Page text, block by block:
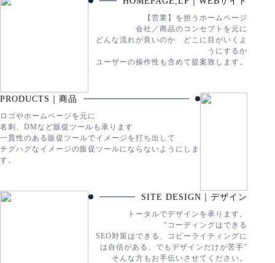
【営業】を担うホームページ
会社／商品のコンセプトを元に
どんな流れが良いのか どこに目がいくよ
うにするか
ユーザーの操作性も含めて提案致します。
PRODUCTS｜商品
ロゴやホームページを元に
名刺、DMなど販促ツールも承ります
一貫性のある販促ツールでイメージを打ち出して
チグハグなイメージの販促ツールにならないようにしま
す。
SITE DESIGN｜デザイン
トータルでデザインを承ります。
"コーディングはできる
SEO対策はできる、コピーライティングに
は自信がある、でもデザインだけが苦手”
そんな方もお手伝いさせてください。